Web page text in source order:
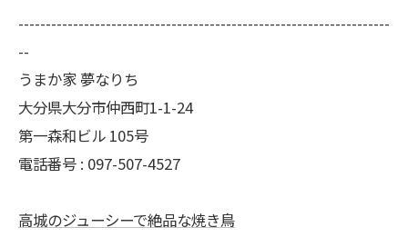
--------------------------------------------------------------------
--
うまか家 夢なりち
大分県大分市仲西町1-1-24
第一森和ビル 105号
電話番号 : 097-507-4527
高城のジューシーで絶品な焼き鳥